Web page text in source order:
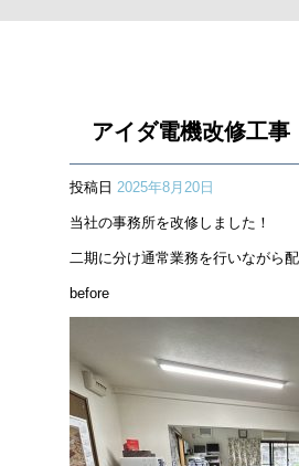
アイダ電機改修工事
投稿日 2025年8月20日
当社の事務所を改修しました！
二期に分け通常業務を行いながら
before